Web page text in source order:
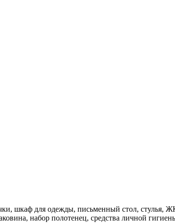
шкаф для одежды, письменный стол, стулья,
набор полотенец, средства личной